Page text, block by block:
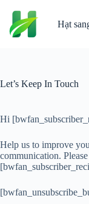
đến
phần
nội
Hạt
Let’s Keep In Touch
Hi
Help us to improve
communication.